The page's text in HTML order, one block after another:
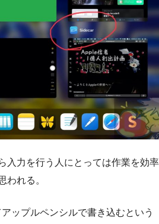
入力を行う人にとっては作業を効率
われる。
ップルペンシルで書き込むという